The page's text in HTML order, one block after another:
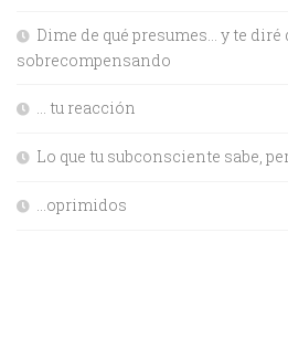
Dime de qué presumes… y te diré
sobrecompensando
… tu reacción
Lo que tu subconsciente sabe,
…oprimidos